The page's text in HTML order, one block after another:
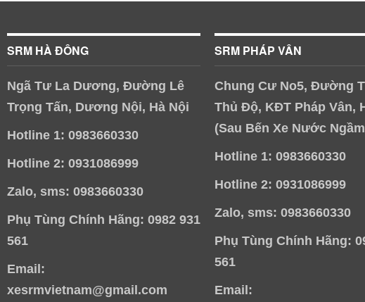
SRM HÀ ĐÔNG
Ngã Tư La Dương, Đường Lê
Trọng Tấn, Dương Nội, Hà Nội
Hotline 1: 0983660330
Hotline 2: 0931086999
Zalo, sms: 0983660330
Phụ Tùng Chính Hãng: 0982 931
561
Email:
xesrmvietnam@gmail.com
SRM PHÁP VÂN
Chung Cư No5, Đường
Thủ Độ, KĐT Pháp Vân,
(Sau Bến Xe Nước
Hotline 1: 0983660330
Hotline 2: 0931086999
Zalo, sms: 0983660330
Phụ Tùng Chính Hãng:
561
Email: